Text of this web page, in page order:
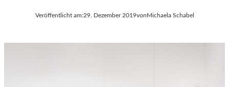
Veröffentlicht am:29. Dezember 2019vonMichaela Schabel